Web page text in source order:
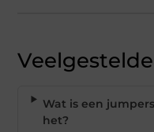
Wat is een
het?